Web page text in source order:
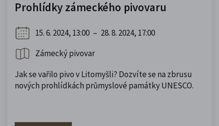
Prohlídky zámeckého pivovaru
15. 6. 2024, 13:00 – 28. 8. 2024, 17:00
Zámecký pivovar
Jak se vařilo pivo v Litomyšli? Dozvíte se na zbrusu
nových prohlídkách průmyslové památky UNESCO.